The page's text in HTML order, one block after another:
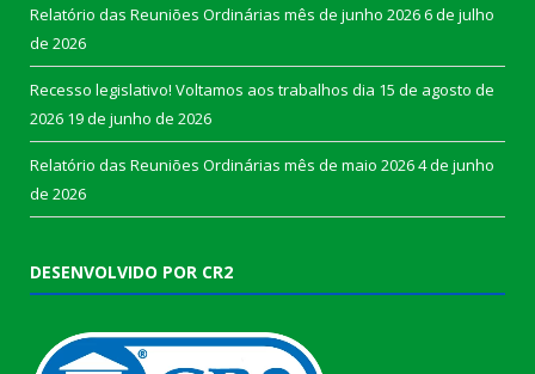
Relatório das Reuniões Ordinárias mês de junho 20266 de julho
de 2026
Recesso legislativo! Voltamos aos trabalhos dia 15 de agosto de
2026 19 de junho de 2026
Relatório das Reuniões Ordinárias mês de maio 20264 de junho
de 2026
DESENVOLVIDO POR CR2